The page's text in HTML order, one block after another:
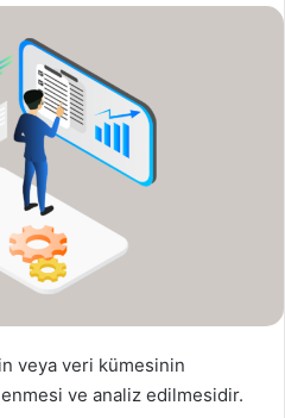
veya veri kümesinin
ve analiz edilmesidir.